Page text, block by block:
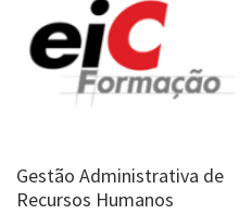
Gestão Administrativa de
Recursos Humanos